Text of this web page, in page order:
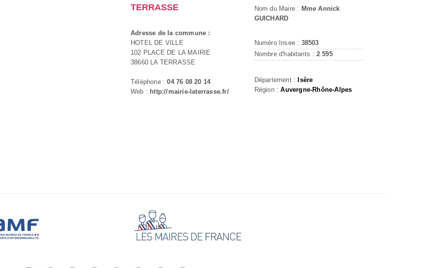
TERRASSE
Adresse de la commune :
HOTEL DE VILLE
102 PLACE DE LA MAIRIE
38660 LA TERRASSE
Téléphone :04 76 08 20 14
Web : http://mairie-laterrasse.fr/
Nom du Maire : Mme Annick
GUICHARD
Numéro Insee : 38503
Nombre d'habitants : 2 595
Département :
Isère
Région :Auvergne-Rhône-Alpes